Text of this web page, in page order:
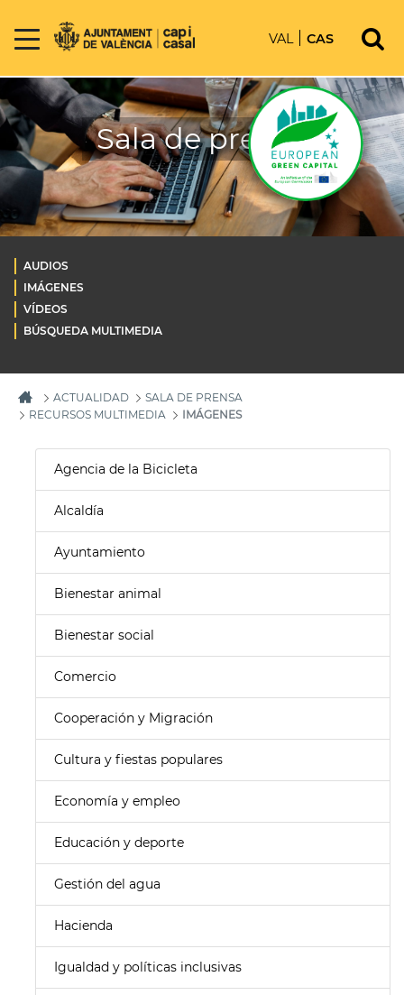
VAL CAS
Sala de prensa
AUDIOS
IMÁGENES
VÍDEOS
BÚSQUEDA MULTIMEDIA
ACTUALIDAD
SALA DE PRENSA
RECURSOS MULTIMEDIA
IMÁGENES
Agencia de la Bicicleta
Alcaldía
Ayuntamiento
Bienestar animal
Bienestar social
Comercio
Cooperación y Migración
Cultura y fiestas populares
Economía y empleo
Educación y deporte
Gestión del agua
Hacienda
Igualdad y políticas inclusivas